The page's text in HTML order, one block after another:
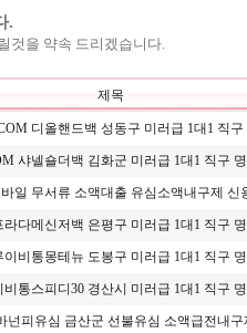
.
것을 약속 드리겠습니다.
제목
디올핸드백 성동구 미러급 1대1 직구
샤넬숄더백 김화군 미러급 1대1 직구
일 무서류 소액대출 유심소액내구제 신
다메신저백 은평구 미러급 1대1 직구
비통몽테뉴 도봉구 미러급 1대1 직구
통스피디30 경산시 미러급 1대1 직구
피유심 금산군 선불유심 소액급전내구